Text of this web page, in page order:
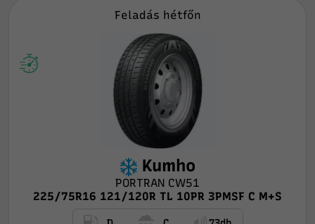
Feladás hétfőn
Kumho
PORTRAN CW51
225/75R16 121/120R TL 10PR 3PMSF C M+S